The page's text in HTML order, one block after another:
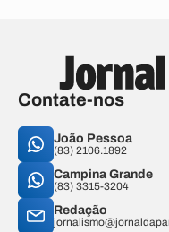
Contate-nos
João Pessoa
(83) 2106.1892
Campina Grande
(83) 3315-3204
Redação